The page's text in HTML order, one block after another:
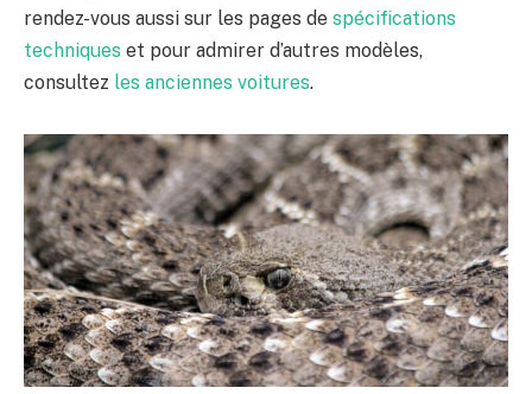
rendez-vous aussi sur les pages de spécifications
techniques et pour admirer d’autres modèles,
consultez les anciennes voitures.